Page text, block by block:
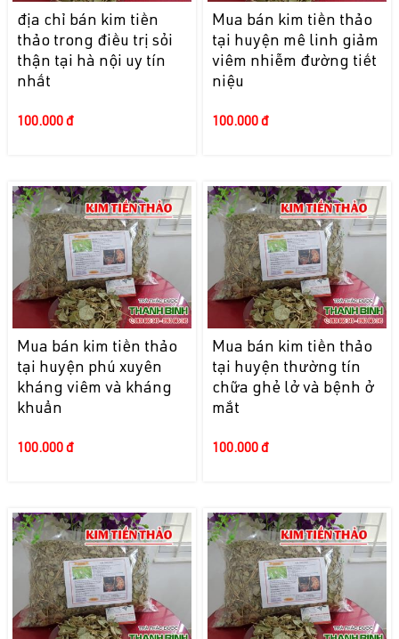
địa chỉ bán kim tiền
thảo trong điều trị sỏi
thận tại hà nội uy tín
nhất
100.000 đ
Mua bán kim tiền thảo
tại huyện mê linh giảm
viêm nhiễm đường tiết
niệu
100.000 đ
Mua bán kim tiền thảo
tại huyện phú xuyên
kháng viêm và kháng
khuẩn
100.000 đ
Mua bán kim tiền thảo
tại huyện thường tín
chữa ghẻ lở và bệnh ở
mắt
100.000 đ